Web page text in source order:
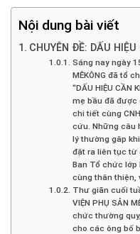
Nội dung bài viết
CHUYÊN ĐỀ: DẤU
Sáng nay ngày
MÊKÔNG đã tổ
“DẤU HIỆU CẦN
mẹ bầu đã
chi tiết cùng
cứu. Những câu
lý thường găp
đặt ra liên tục từ
Ban Tổ chức lớp
cùng thân thiện,
Thư giãn cuối
VIỆN PHỤ SẢN
chức thường
cho các ông bố